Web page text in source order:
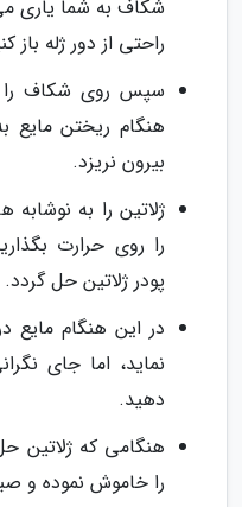
شکاف به شما یاری می
راحتی از دور ژله باز
سپس روی شکاف
هنگام ریختن مایع
بیرون نریزد.
ژلاتین را به
را روی حرارت
پودر ژلاتین حل گردد.
در این هنگام مایع
نماید، اما جای
دهید.
هنگامی که
را خاموش نموده و